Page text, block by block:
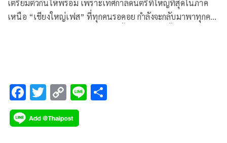
เตรียมตัวกันให้พร้อม เพราะเทศกาลดนตรีที่ใหญ่ที่สุดในภาค
เหนือ “เชียงใหญ่เฟส” ที่ทุกคนรอคอย กำลังจะกลับมาพาทุกคน
F
ac
e
T
wi
tt
C
o
p
Li